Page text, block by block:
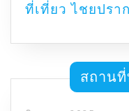
ที่เที่ยว ไชยปรา
สถาน